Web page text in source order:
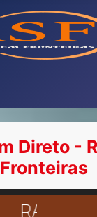
Direto -
Fronteiras